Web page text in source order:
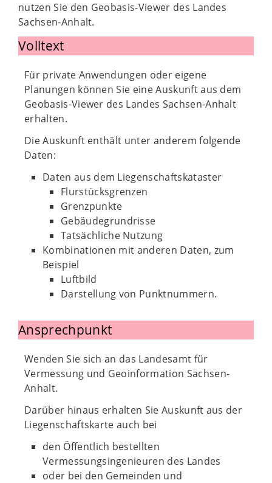
nutzen Sie den Geobasis-Viewer des Landes
Sachsen-Anhalt.
Volltext
Für private Anwendungen oder eigene
Planungen können Sie eine Auskunft aus dem
Geobasis-Viewer des Landes Sachsen-Anhalt
erhalten.
Die Auskunft enthält unter anderem folgende
Daten:
Daten aus dem Liegenschaftskataster
Flurstücksgrenzen
Grenzpunkte
Gebäudegrundrisse
Tatsächliche Nutzung
Kombinationen mit anderen Daten, zum
Beispiel
Luftbild
Darstellung von Punktnummern.
Ansprechpunkt
Wenden Sie sich an das Landesamt für
Vermessung und Geoinformation Sachsen-
Anhalt.
Darüber hinaus erhalten Sie Auskunft aus der
Liegenschaftskarte auch bei
den Öffentlich bestellten
Vermessungsingenieuren des Landes
oder bei den Gemeinden und